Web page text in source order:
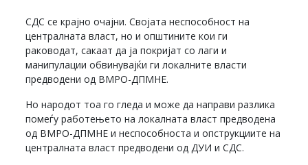
СДС се крајно очајни. Својата неспособност на
централната власт, но и општините кои ги
раководат, сакаат да ја покријат со лаги и
манипулации обвинувајќи ги локалните власти
предводени од ВМРО-ДПМНЕ.
Но народот тоа го гледа и може да направи разлика
помеѓу работењето на локалната власт предводена
од ВМРО-ДПМНЕ и неспособноста и опструкциите на
централната власт предводени од ДУИ и СДС.